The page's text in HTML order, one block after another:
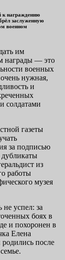
к награждению
заслуженную
военном
им
награды — это
военных
нужная,
и
солдатами
газеты
за подписью
из
работы
музея
успел: за
боях в
и похоронен в
Елена
после